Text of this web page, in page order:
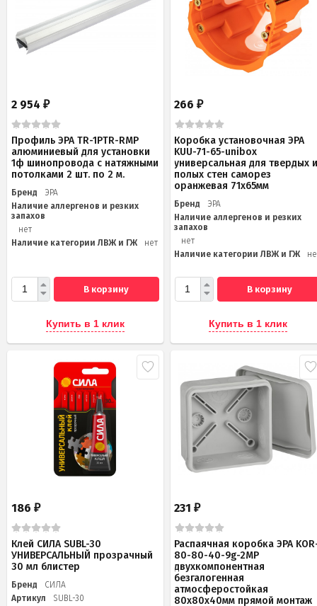
2 954 ₽
Профиль ЭРА TR-1PTR-RMP
алюминиевый для установки
1ф шинопровода с натяжными
потолками 2 шт. по 2 м.
Бренд
ЭРА
Наличие аллергенов и резких
запахов
нет
Наличие категории ЛВЖ и ГЖ
нет
В корзину
Купить в 1 клик
266₽
Коробка установочная ЭРА
KUU-71-65-unibox
универсальная для твердых
полых стен саморез
оранжевая 71х65мм
Бренд
ЭРА
Наличие аллергенов и резких
запахов
нет
Наличие категории ЛВЖ и ГЖ
В корзину
Купить в 1 клик
186 ₽
Клей СИЛА SUBL-30
УНИВЕРСАЛЬНЫЙ прозрачный
30 мл блистер
Бренд
СИЛА
Артикул
SUBL-30
231₽
Распаячная коробка ЭРА
80-80-40-9g-2MP
двухкомпонентная
безгалогенная
атмосферостойкая
80х80х40мм прямой монтаж